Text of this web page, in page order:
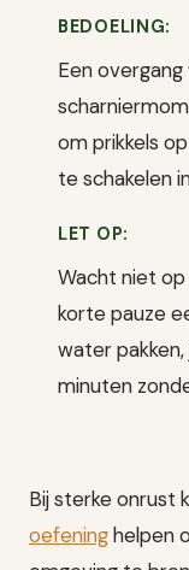
BEDOELING:
Een
om prikkels
te schakelen
LET OP:
Wacht niet
korte pauze
water
minuten
Bij sterke onrust
oefeninghelpen